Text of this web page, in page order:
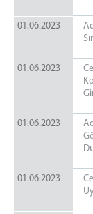
01.06.2023
01.06.2023
01.06.2023
01.06.2023